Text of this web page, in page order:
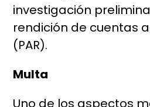
investigación
rendición de cuentas
(PAR).
Multa
Uno de los aspectos